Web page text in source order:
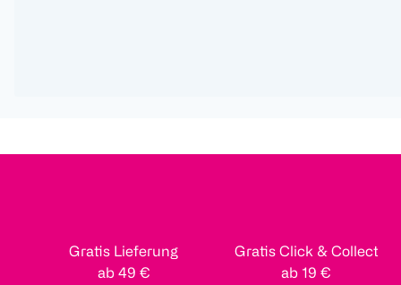
Gratis Lieferung
ab 49 €
Gratis Click & Collect
ab 19 €